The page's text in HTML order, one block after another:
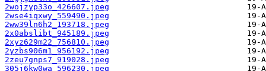
2wojzyp33o_426607.jpeg
2wse4iqxwy_559490.jpeg
2ww39ln6h2_193718.jpeg
2x0abslibt_945189.jpeg
2xyz629m22_756810.jpeg
2yzbs906m1_956192.jpeg
2zeu7gnps7_919028.jpeg
305j6kw0wa_596230.jpeg